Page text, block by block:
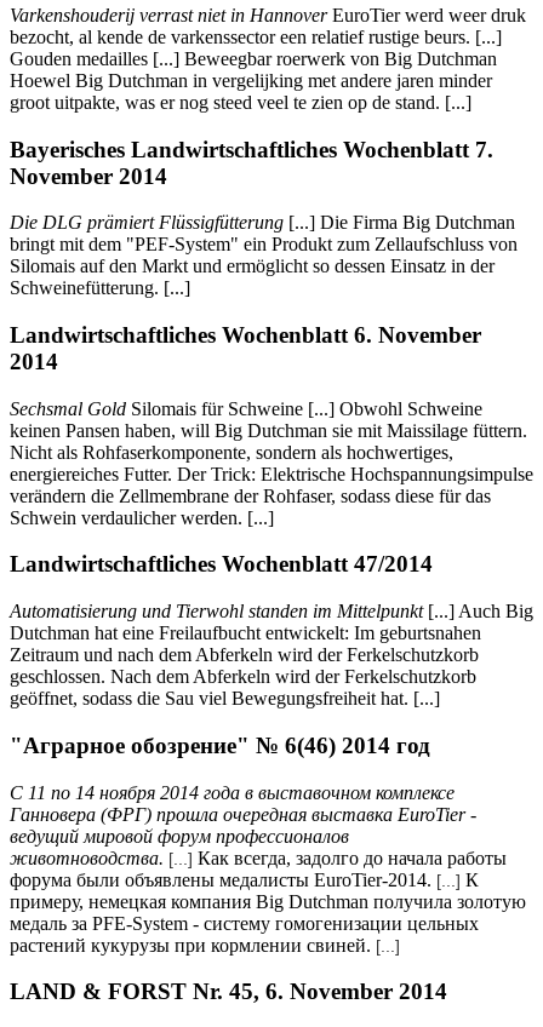
Varkenshouderij verrast niet in HannoverEuroTier werd weer druk
bezocht, al kende de varkenssector een relatief rustige beurs. [...]
Gouden medailles [...] Beweegbar roerwerk von Big Dutchman
Hoewel Big Dutchman in vergelijking met andere jaren minder
groot uitpakte, was er nog steed veel te zien op de stand. [...]
Bayerisches Landwirtschaftliches Wochenblatt 7.
November 2014
Die DLG prämiert Flüssigfütterung [...] Die Firma Big Dutchman
bringt mit dem "PEF-System" ein Produkt zum Zellaufschluss von
Silomais auf den Markt und ermöglicht so dessen Einsatz in der
Schweinefütterung. [...]
Landwirtschaftliches Wochenblatt 6. November
2014
Sechsmal Gold Silomais für Schweine [...] Obwohl Schweine
keinen Pansen haben, will Big Dutchman sie mit Maissilage füttern.
Nicht als Rohfaserkomponente, sondern als hochwertiges,
energiereiches Futter. Der Trick: Elektrische Hochspannungsimpulse
verändern die Zellmembrane der Rohfaser, sodass diese für das
Schwein verdaulicher werden. [...]
Landwirtschaftliches Wochenblatt 47/2014
Automatisierung und Tierwohl standen im Mittelpunkt [...] Auch Big
Dutchman hat eine Freilaufbucht entwickelt: Im geburtsnahen
Zeitraum und nach dem Abferkeln wird der Ferkelschutzkorb
geschlossen. Nach dem Abferkeln wird der Ferkelschutzkorb
geöffnet, sodass die Sau viel Bewegungsfreiheit hat. [...]
"Аграрное обозрение" № 6(46) 2014 год
С 11 по 14 ноября 2014 года в выставочном комплексе
Ганновера (ФРГ) прошла очередная выставка EuroTier -
ведущий мировой форум профессионалов
животноводства. [...] Как всегда, задолго до начала работы
форума были объявлены медалисты EuroTier-2014. [...] К
примеру, немецкая компания Big Dutchman получила золотую
медаль за PFE-System - систему гомогенизации цельных
растений кукурузы при кормлении свиней. [...]
LAND & FORST Nr. 45, 6. November 2014